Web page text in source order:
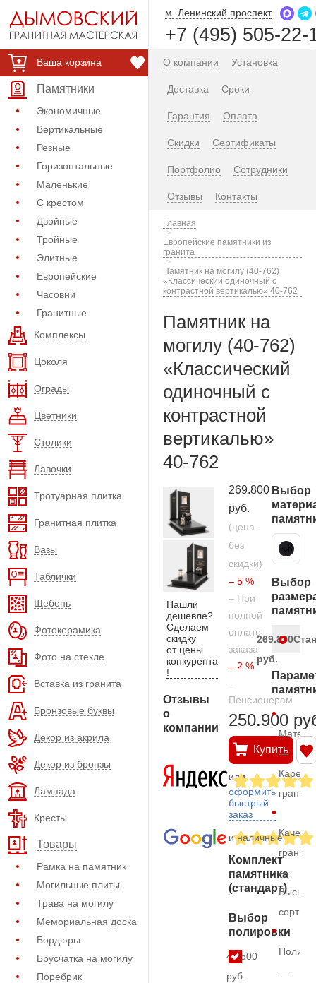
Ваша корзина
Памятники
Экономичные
Вертикальные
Резные
Горизонтальные
Маленькие
С крестом
Двойные
Тройные
Элитные
Европейские
Часовни
Гранитные
Комплексы
Цоколя
Ограды
Цветники
Столики
Лавочки
Тротуарная плитка
Гранитная плитка
Вазы
Таблички
Щебень
Фотокерамика
Фото на стекле
Вставка из гранита
Бронзовые буквы
Декор из акрила
Декор из бронзы
Лампада
Кресты
Товары
Рамка на памятник
Могильные плиты
Трава на могилу
Мемориальная доска
Бордюры
Брусчатка на могилу
Поребрик
м. Ленинский проспект
+7 (495) 505-22-
О компании Установка
Доставка Сроки
Гарантия Оплата
Скидки Сертификаты
Портфолио Сотрудники
Отзывы Контакты
Главная
Европейские памятники из
гранита
Памятник на могилу (40-762)
«Классический одиночный с
контрастной вертикалью» 40-762
Памятник на
могилу (40-762)
«Классический
одиночный с
контрастной
вертикалью»
40-762
Нашли
дешевле?
Сделаем
скидку
от цены
конкурента
!
Отзывы
о
компании
269.800
руб.
(цена
без
скидки)
– 5 %
– При
полной
оплате
заказа
– 2 %
–
Пенсионерам
250.900
Купить
или
оформить
быстрый
заказ
и наличные
Комплект
памятника
(стандарт)
Выбор
полировки
40.500
руб.
Выбор
Карельский гранит
Выбор
269.800
руб.
—
гранит
гранита
—
Высший
сорт
—